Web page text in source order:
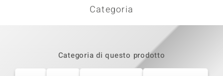
Categoria
Categoria di questo prodotto